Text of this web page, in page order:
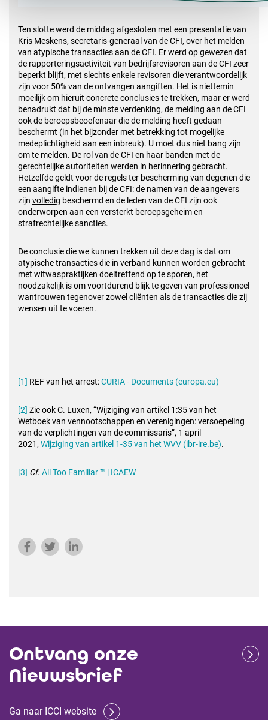
Ten slotte werd de middag afgesloten met een presentatie van
Kris Meskens, secretaris-generaal van de CFI, over het melden
van atypische transacties aan de CFI. Er werd op gewezen dat
de rapporteringsactiviteit van bedrijfsrevisoren aan de CFI zeer
beperkt blijft, met slechts enkele revisoren die verantwoordelijk
zijn voor 50% van de ontvangen aangiften. Het is niettemin
moeilijk om hieruit concrete conclusies te trekken, maar er werd
benadrukt dat bij de minste verdenking, de melding aan de CFI
ook de beroepsbeoefenaar die de melding heeft gedaan
beschermt (in het bijzonder met betrekking tot mogelijke
medeplichtigheid aan een inbreuk). U moet dus niet bang zijn
om te melden. De rol van de CFI en haar banden met de
gerechtelijke autoriteiten werden in herinnering gebracht.
Hetzelfde geldt voor de regels ter bescherming van degenen die
een aangifte indienen bij de CFI: de namen van de aangevers
zijn volledig beschermd en de leden van de CFI zijn ook
onderworpen aan een versterkt beroepsgeheim en
strafrechtelijke sancties.
De conclusie die we kunnen trekken uit deze dag is dat om
atypische transacties die in verband kunnen worden gebracht
met witwaspraktijken doeltreffend op te sporen, het
noodzakelijk is om voortdurend blijk te geven van professioneel
wantrouwen tegenover zowel cliënten als de transacties die zij
wensen uit te voeren.
[1] REF van het arrest:CURIA - Documents (europa.eu)
[2] Zie ook C. Luxen, “Wijziging van artikel 1:35 van het
Wetboek van vennootschappen en verenigingen: versoepeling
van de verplichtingen van de commissaris”, 1 april
2021, Wijziging van artikel 1-35 van het WVV (ibr-ire.be).
[3] Cf. All Too Familiar ™ | ICAEW
Ontvang onze
Nieuwsbrief
Ga naar ICCI website